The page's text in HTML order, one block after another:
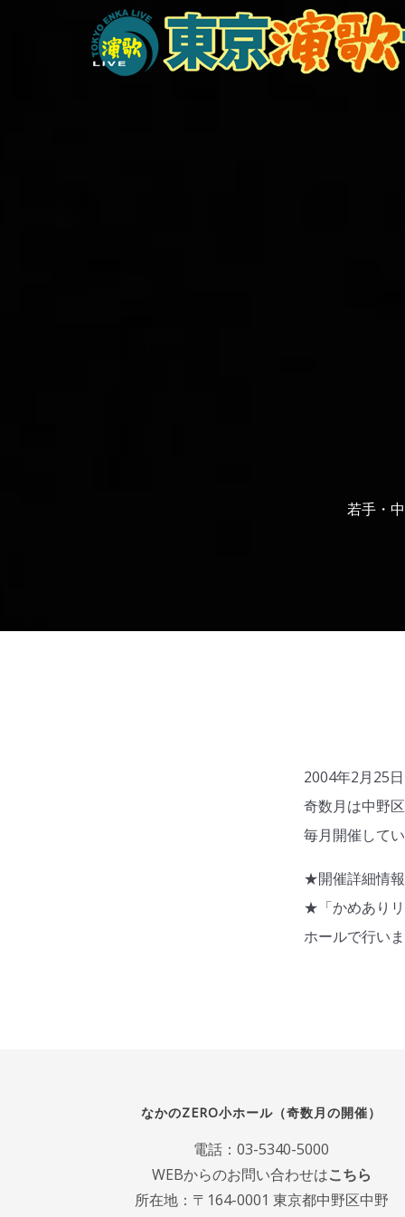
若手・
2004年2月25
奇数月は中野
毎月開催してい
★開催詳細情報
★「かめあり
ホールで行いま
なかのZERO小ホール（奇数月の開催）
電話：03-5340-5000
WEBからのお問い合わせはこちら
所在地：〒164-0001 東京都中野区中野